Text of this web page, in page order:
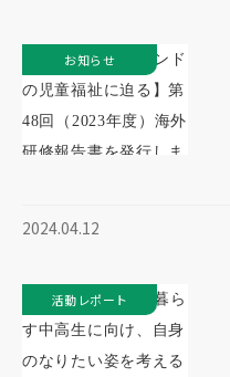
2024.04.12
お知らせ
活動レポート